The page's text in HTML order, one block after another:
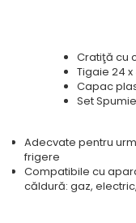
Cratiţă cu
Tigaie 24 x
Capac
Set
Adecvate pentru
frigere
Compatibile cu
căldură: gaz,